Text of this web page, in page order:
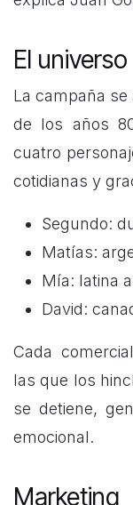
El
La campaña
de los años
cuatro
cotidianas y
Segundo:
Matías:
Mía: latina
David:
Cada
las que los
se detiene,
emocional.